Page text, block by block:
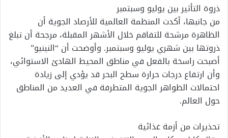
ذروة التأثير بين يوليو وسبتمبر
من جانبها، أكدت المنظمة العالمية للأرصاد الجوية أن
الظاهرة مرشحة للتفاقم خلال الأشهر المقبلة، مرجحة أن تبلغ
ذروتها بين شهري يوليو وسبتمبر. وأوضحت أن “النينيو”
أصبحت راسخة بالفعل في مناطق المحيط الهادئ الاستوائي،
وأن ارتفاع درجات حرارة سطح البحر قد يؤدي إلى زيادة
احتمالات الظواهر الجوية المتطرفة في العديد من المناطق
حول العالم.
تحذيرات من أزمة غذائية